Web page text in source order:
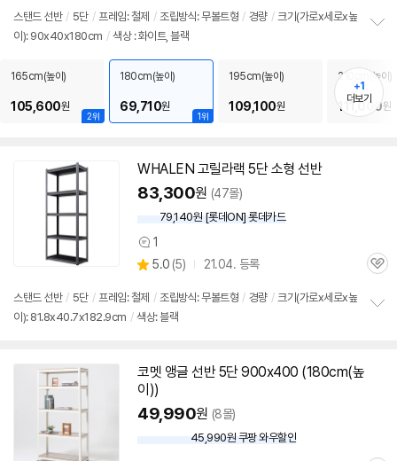
리
스탠드 선반 / 5단 / 프레임: 철제 / 조립방식: 무볼트형 / 경량 / 크기(가로x세로x높
이): 90x40x180cm / 색상 : 화이트, 블랙
펼
치
기
2위
165cm(높이)
105,600원
1위
180cm(높이)
69,710원
195cm(높이)
109,100원
210cm(높이)
111,000원
+1
더보기
WHALEN 고릴라랙 5단소형 선반
83,300원 (47몰)
79,140원 [롯데ON] 롯데카드
상
품
견
1
별
점
5.0 (상
리
뷰
5) 21.04. 등록
관
스탠드 선반 / 5단 / 프레임: 철제 / 조립방식: 무볼트형 / 경량 / 크기(가로x세로x높
이): 81.8x40.7x182.9cm / 색상: 블랙
코멧 앵글 선반 5단900x400 (180cm(높
이))
49,990원 (8몰)
45,990원 쿠팡 와우할인